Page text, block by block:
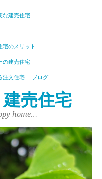
な建売住宅
宅のメリット
の建売住宅
注文住宅 ブログ
建売住宅
home…